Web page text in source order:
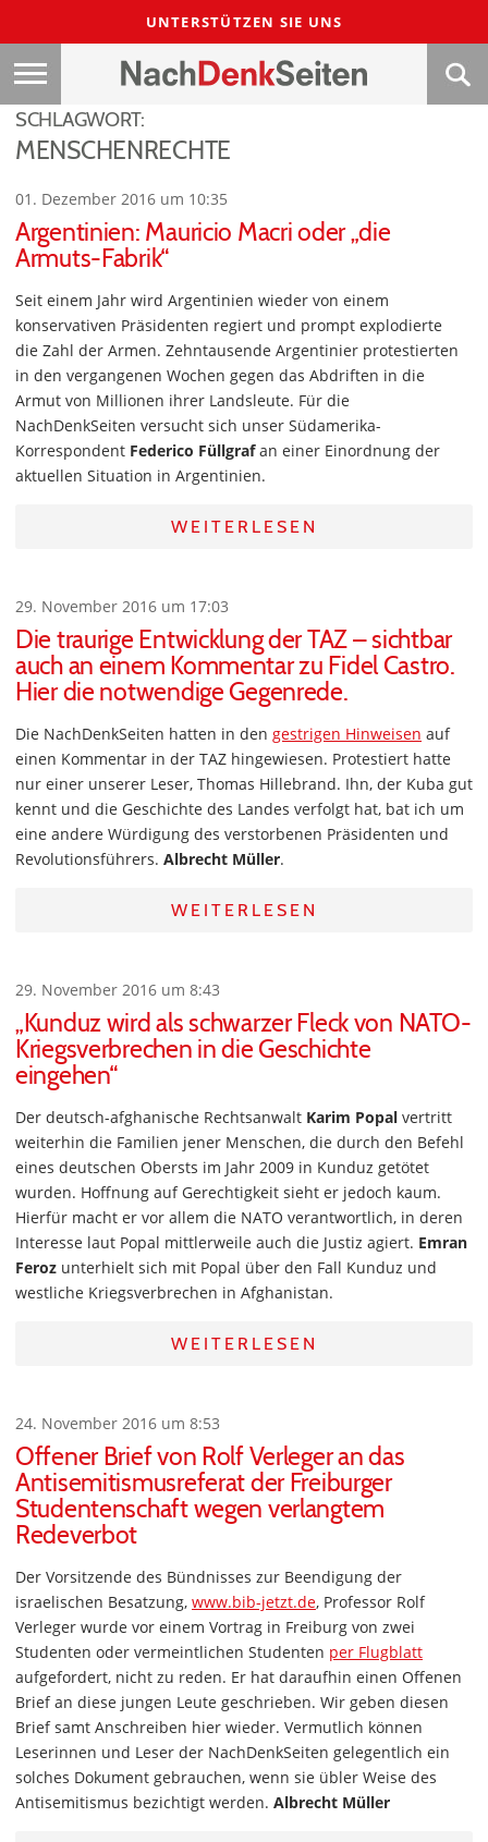
UNTERSTÜTZEN SIE UNS
SCHLAGWORT:
MENSCHENRECHTE
01. Dezember 2016 um 10:35
Argentinien: Mauricio Macri oder „die
Armuts-Fabrik“
Seit einem Jahr wird Argentinien wieder von einem
konservativen Präsidenten regiert und prompt explodierte
die Zahl der Armen. Zehntausende Argentinier protestierten
in den vergangenen Wochen gegen das Abdriften in die
Armut von Millionen ihrer Landsleute. Für die
NachDenkSeiten versucht sich unser Südamerika-
Korrespondent Federico Füllgrafan einer Einordnung der
aktuellen Situation in Argentinien.
WEITERLESEN
29. November 2016 um 17:03
Die traurige Entwicklung der TAZ – sichtbar
auch an einem Kommentar zu Fidel Castro.
Hier die notwendige Gegenrede.
Die NachDenkSeiten hatten in den gestrigen Hinweisen auf
einen Kommentar in der TAZ hingewiesen. Protestiert hatte
nur einer unserer Leser, Thomas Hillebrand. Ihn, der Kuba gut
kennt und die Geschichte des Landes verfolgt hat, bat ich um
eine andere Würdigung des verstorbenen Präsidenten und
Revolutionsführers. Albrecht Müller.
WEITERLESEN
29. November 2016 um 8:43
„Kunduz wird als schwarzer Fleck von NATO-
Kriegsverbrechen in die Geschichte
eingehen“
Der deutsch-afghanische Rechtsanwalt Karim Popal vertritt
weiterhin die Familien jener Menschen, die durch den Befehl
eines deutschen Obersts im Jahr 2009 in Kunduz getötet
wurden. Hoffnung auf Gerechtigkeit sieht er jedoch kaum.
Hierfür macht er vor allem die NATO verantwortlich, in deren
Interesse laut Popal mittlerweile auch die Justiz agiert. Emran
Feroz unterhielt sich mit Popal über den Fall Kunduz und
westliche Kriegsverbrechen in Afghanistan.
WEITERLESEN
24. November 2016 um 8:53
Offener Brief von Rolf Verleger an das
Antisemitismusreferat der Freiburger
Studentenschaft wegen verlangtem
Redeverbot
Der Vorsitzende des Bündnisses zur Beendigung der
israelischen Besatzung, www.bib-jetzt.de, Professor Rolf
Verleger wurde vor einem Vortrag in Freiburg von zwei
Studenten oder vermeintlichen Studenten per Flugblatt
aufgefordert, nicht zu reden. Er hat daraufhin einen Offenen
Brief an diese jungen Leute geschrieben. Wir geben diesen
Brief samt Anschreiben hier wieder. Vermutlich können
Leserinnen und Leser der NachDenkSeiten gelegentlich ein
solches Dokument gebrauchen, wenn sie übler Weise des
Antisemitismus bezichtigt werden. Albrecht Müller